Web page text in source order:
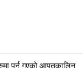
पर्न गएको आपतकालिन